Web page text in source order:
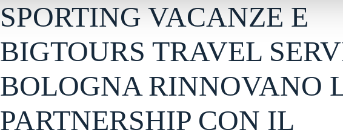
SPORTING VACANZE E
BIGTOURS TRAVEL
BOLOGNA RINNOVANO
PARTNERSHIP CON IL